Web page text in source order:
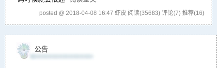
posted @ 2018-04-08 16:47 虾皮 阅读(35683) 评论(7) 推荐(16)
公告